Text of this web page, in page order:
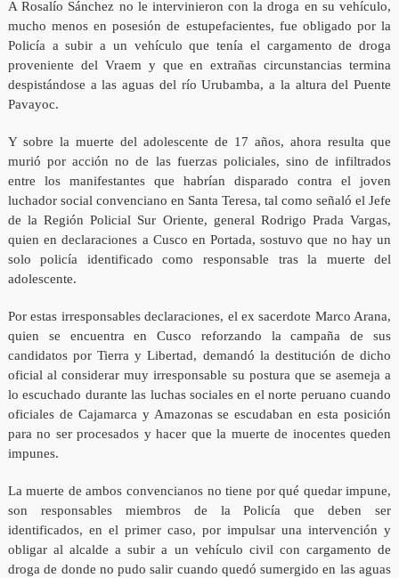
A Rosalío Sánchez no le intervinieron con la droga en su vehículo,
mucho menos en posesión de estupefacientes, fue obligado por la
Policía a subir a un vehículo que tenía el cargamento de droga
proveniente del Vraem y que en extrañas circunstancias termina
despistándose a las aguas del río Urubamba, a la altura del Puente
Pavayoc.
Y sobre la muerte del adolescente de 17 años, ahora resulta que
murió por acción no de las fuerzas policiales, sino de infiltrados
entre los manifestantes que habrían disparado contra el joven
luchador social convenciano en Santa Teresa, tal como señaló el Jefe
de la Región Policial Sur Oriente, general Rodrigo Prada Vargas,
quien en declaraciones a Cusco en Portada, sostuvo que no hay un
solo policía identificado como responsable tras la muerte del
adolescente.
Por estas irresponsables declaraciones, el ex sacerdote Marco Arana,
quien se encuentra en Cusco reforzando la campaña de sus
candidatos por Tierra y Libertad, demandó la destitución de dicho
oficial al considerar muy irresponsable su postura que se asemeja a
lo escuchado durante las luchas sociales en el norte peruano cuando
oficiales de Cajamarca y Amazonas se escudaban en esta posición
para no ser procesados y hacer que la muerte de inocentes queden
impunes.
La muerte de ambos convencianos no tiene por qué quedar impune,
son responsables miembros de la Policía que deben ser
identificados, en el primer caso, por impulsar una intervención y
obligar al alcalde a subir a un vehículo civil con cargamento de
droga de donde no pudo salir cuando quedó sumergido en las aguas